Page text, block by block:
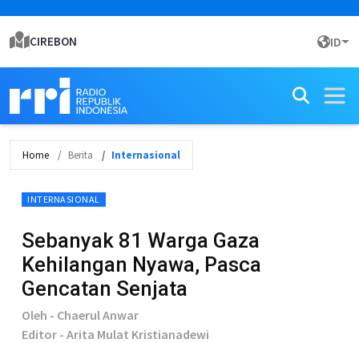
CIREBON ID
Home Berita Internasional
INTERNASIONAL
Sebanyak 81 Warga Gaza
Kehilangan Nyawa, Pasca
Gencatan Senjata
Oleh - Chaerul Anwar
Editor - Arita Mulat Kristianadewi